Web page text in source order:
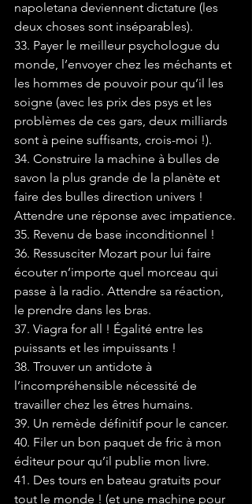
napoletana deviennent dictature (les
deux choses sont inséparables).
33. Payer le meilleur psychologue du
monde, l’envoyer chez les méchants et
les hommes de pouvoir pour qu’il les
soigne (avec les prix des psys et les
problèmes de ces gars, deux milliards
sont à peine suffisants, crois-moi !).
34. Construire la machine à bulles de
savon la plus grande de la planète et
faire des bulles direction univers !
Attendre une réponse avec impatience.
35. Revenu de base inconditionnel !
36. Ressusciter Mozart pour lui faire
écouter n’importe quel morceau qui
passe à la radio. Attendre sa réaction,
le prendre dans les bras.
37. Viagra for all ! Égalité entre les
puissants et les impuissants !
38. Trouver un antidote à
l’incompréhensible nécessité de
travailler chez les êtres humains.
39. Un remède définitif pour le cancer.
40. Filer un bon paquet de fric à mon
éditeur pour qu’il publie mon livre.
41. Des tours en bateau gratuits pour
tout le monde ! (et une machine pour